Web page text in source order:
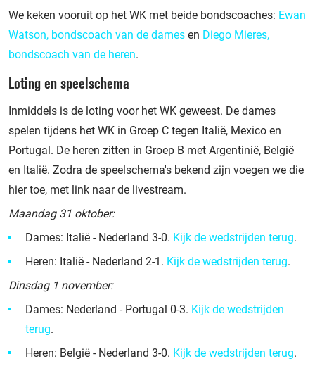
We keken vooruit op het WK met beide bondscoaches: Ewan
Watson, bondscoach van de dames en Diego Mieres,
bondscoach van de heren.
Loting en speelschema
Inmiddels is de loting voor het WK geweest. De dames
spelen tijdens het WK in Groep C tegen Italië, Mexico en
Portugal. De heren zitten in Groep B met Argentinië, België
en Italië. Zodra de speelschema's bekend zijn voegen we die
hier toe, met link naar de livestream.
Maandag 31 oktober:
Dames: Italië - Nederland 3-0. Kijk de wedstrijden terug.
Heren: Italië - Nederland 2-1. Kijk de wedstrijden terug.
Dinsdag 1 november:
Dames: Nederland - Portugal 0-3. Kijk de wedstrijden
terug.
Heren: België - Nederland 3-0. Kijk de wedstrijden terug.